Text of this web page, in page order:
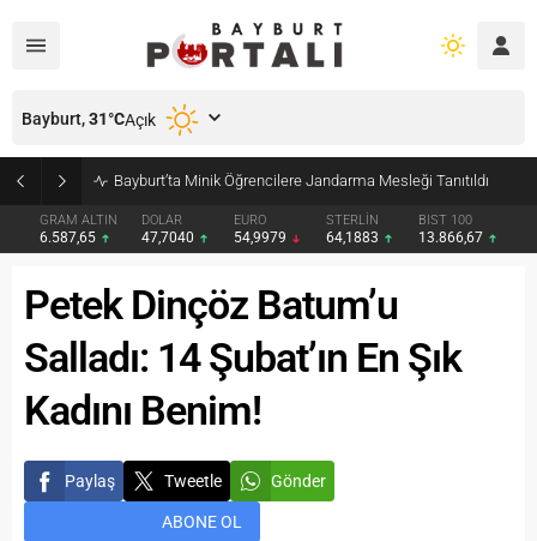
Bayburt’ta Minik Öğrencilere Jandarma Mesleği Tanıtıldı
GRAM ALTIN
6.587,65
DOLAR
47,7040
EURO
54,9979
STERLİN
64,1883
BIST 100
13.866,67
Bayburt,31°CAçık
Petek Dinçöz Batum’u
Salladı: 14 Şubat’ın En Şık
Kadını Benim!
Paylaş Tweetle Gönder
ABONE OL